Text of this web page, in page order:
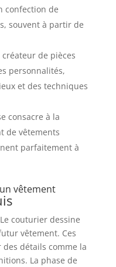
confection de
souvent à partir de
de pièces
personnalités,
et des techniques
consacre à la
de vêtements
parfaitement à
vêtement
couturier dessine
vêtement. Ces
détails comme la
La phase de